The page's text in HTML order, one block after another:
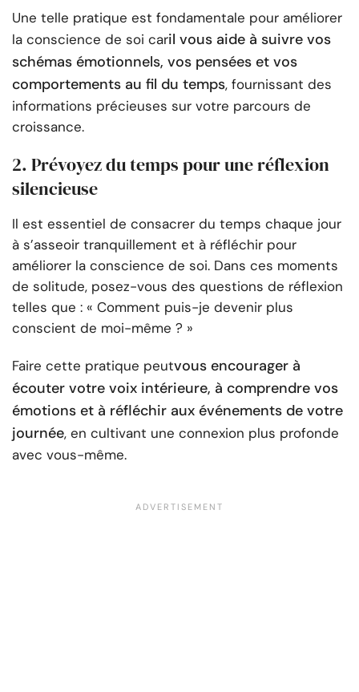
Une telle pratique est fondamentale pour améliorer
la conscience de soi caril vous aide à suivre vos
schémas émotionnels, vos pensées et vos
comportements au fil du temps, fournissant des
informations précieuses sur votre parcours de
croissance.
2. Prévoyez du temps pour une réflexion
silencieuse
Il est essentiel de consacrer du temps chaque jour
à s’asseoir tranquillement et à réfléchir pour
améliorer la conscience de soi. Dans ces moments
de solitude, posez-vous des questions de réflexion
telles que : « Comment puis-je devenir plus
conscient de moi-même ? »
Faire cette pratique peutvous encourager à
écouter votre voix intérieure, à comprendre vos
émotions et à réfléchir aux événements de votre
journée, en cultivant une connexion plus profonde
avec vous-même.